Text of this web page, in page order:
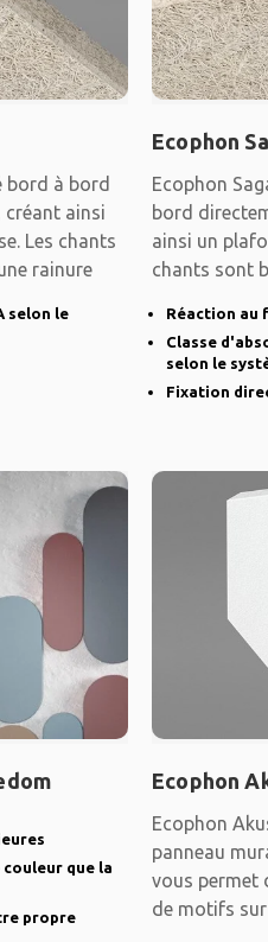
bord à bord
ainsi
Les chants
rainure
selon le
Ecophon
Ecophon
bord
ainsi un
chants sont
Réaction au
Classe
selon le
Fixation
que la
propre
Ecophon
Ecophon
panneau
vous permet
de motifs